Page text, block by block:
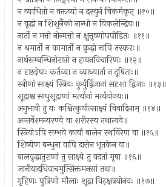
न व्याधितो न वक्तव्यो न दस्युर्न विकर्मकृत् ॥१०॥
न वृद्धो न शिशुर्नैको नान्धो न विकलेन्द्रियः॥
नार्तो न मत्तो नोन्मत्तो न क्षुत्तृष्णोपपीडितः ॥११॥
न श्रमार्तो न कामार्तो न क्रुद्धो नापि तस्करः॥
नार्थसम्बन्धिनोराप्तो न हायनविचारिणः ॥१२॥
न दृष्टदोषाः कर्तव्या न व्याध्यार्ता न दूषिताः॥
स्त्रीणां साक्ष्यं स्त्रियः कुर्युर्द्विजानां सदृशा द्विजाः ॥१३॥
शूद्राश्च साधुशूद्राणां मर्त्यानां मर्त्ययोनयः॥
अनुभावी तु यः कश्चित्कुर्यात्साक्ष्यं विवादिनाम् ॥१४॥
अन्तर्वेश्मन्यरण्ये वा शरीरस्य तथात्यये॥
स्त्रियोऽपि सम्भवे कार्या बालेन स्थविरेण वा ॥१५॥
शिष्येण बन्धुना वापि दासेन भृतकेन वा॥
बालवृद्धातुराणां तु साक्ष्ये तु वदतां मृषा ॥१६॥
जानीयादधिवाचमुत्सिक्तमनसां तथा॥
गृहिणः पुत्रिणो मौलाः शूद्रा विट्क्षत्रयोनयः ॥१७॥